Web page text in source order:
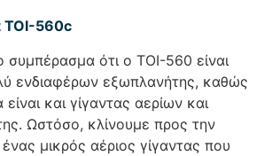
TOI-560c
συμπέρασμα ότι ο TOI-560 είναι
ενδιαφέρων εξωπλανήτης, καθώς
και γίγαντας αερίων και
Ωστόσο, κλίνουμε προς την
μικρός αέριος γίγαντας που